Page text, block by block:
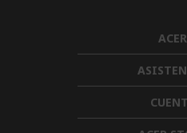
ACER